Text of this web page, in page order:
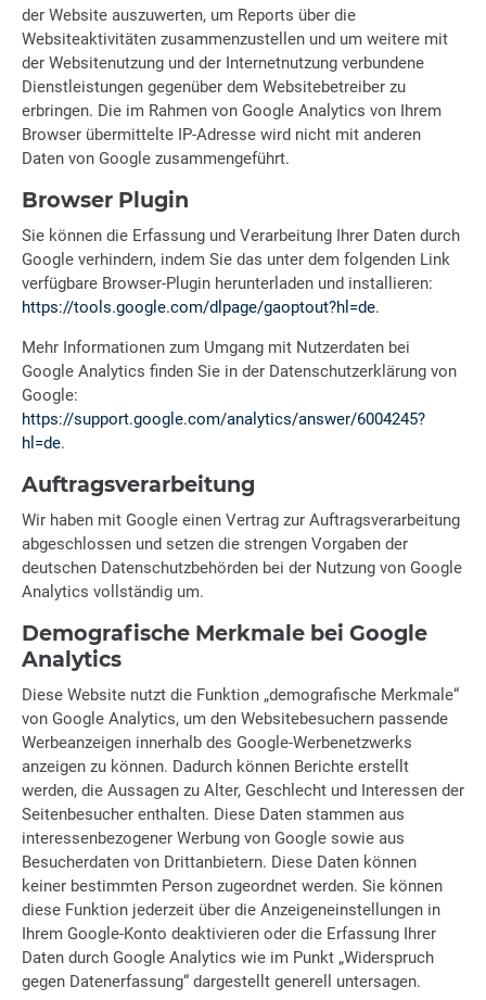
der Website auszuwerten, um Reports über die
Websiteaktivitäten zusammenzustellen und um weitere mit
der Websitenutzung und der Internetnutzung verbundene
Dienstleistungen gegenüber dem Websitebetreiber zu
erbringen. Die im Rahmen von Google Analytics von Ihrem
Browser übermittelte IP-Adresse wird nicht mit anderen
Daten von Google zusammengeführt.
Browser Plugin
Sie können die Erfassung und Verarbeitung Ihrer Daten durch
Google verhindern, indem Sie das unter dem folgenden Link
verfügbare Browser-Plugin herunterladen und installieren:
https://tools.google.com/dlpage/gaoptout?hl=de.
Mehr Informationen zum Umgang mit Nutzerdaten bei
Google Analytics finden Sie in der Datenschutzerklärung von
Google:
https://support.google.com/analytics/answer/6004245?
hl=de.
Auftragsverarbeitung
Wir haben mit Google einen Vertrag zur Auftragsverarbeitung
abgeschlossen und setzen die strengen Vorgaben der
deutschen Datenschutzbehörden bei der Nutzung von Google
Analytics vollständig um.
Demografische Merkmale bei Google
Analytics
Diese Website nutzt die Funktion „demografische Merkmale“
von Google Analytics, um den Websitebesuchern passende
Werbeanzeigen innerhalb des Google-Werbenetzwerks
anzeigen zu können. Dadurch können Berichte erstellt
werden, die Aussagen zu Alter, Geschlecht und Interessen der
Seitenbesucher enthalten. Diese Daten stammen aus
interessenbezogener Werbung von Google sowie aus
Besucherdaten von Drittanbietern. Diese Daten können
keiner bestimmten Person zugeordnet werden. Sie können
diese Funktion jederzeit über die Anzeigeneinstellungen in
Ihrem Google-Konto deaktivieren oder die Erfassung Ihrer
Daten durch Google Analytics wie im Punkt „Widerspruch
gegen Datenerfassung“ dargestellt generell untersagen.